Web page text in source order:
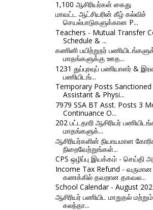
1,100 ஆசிரியர்கள் கைது
மாவட்ட ஆட்சியரின் கீழ் கல்விச்
செயல்பாடுகளுக்கான P...
Teachers - Mutual Transfer
Schedule & ...
கணினி பயிற்றுநர்
மாதங்களுக்கு ஊத...
1231 துப்புரவுப் பணியாளர் &
பணியிடங்...
Temporary Posts Sanctioned
Assistant & Physi...
7979 SSA BT Asst. Posts 3
Continuance O...
202 பட்டதாரி ஆசிரியர்
மாதங்களுக்...
ஆசிரியர்களின் நியாயமான
நிறைவேற்றுங்கள்...
CPS ஒழிப்பு இயக்கம் - செய்தி
Income Tax Refund - வருமான
கணக்கில் தவறான தகவல...
School Calendar - August
ஆசிரியர் பணியிட மாறுதல்
கலந்தா...